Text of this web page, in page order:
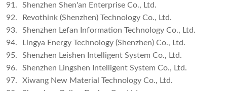
91.
Shenzhen Shen'an Enterprise Co., Ltd.
92.
Revothink (Shenzhen) Technology Co., Ltd.
93.
Shenzhen Lefan Information Technology Co., Ltd.
94.
Lingya Energy Technology (Shenzhen) Co., Ltd.
95.
Shenzhen Leishen Intelligent System Co., Ltd.
96.
Shenzhen Lingshen Intelligent System Co., Ltd.
97.
Xiwang New Material Technology Co., Ltd.